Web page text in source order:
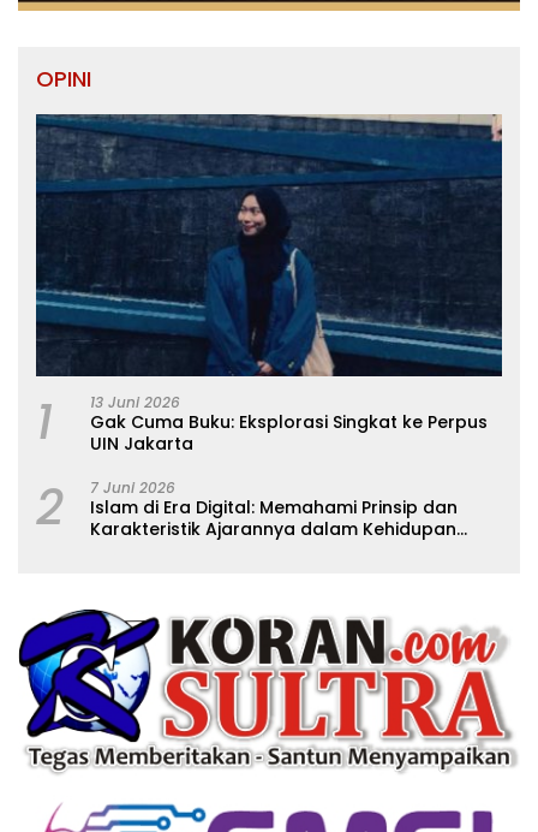
OPINI
1 13 Juni 2026
Gak Cuma Buku: Eksplorasi Singkat ke Perpus
UIN Jakarta
2 7 Juni 2026
Islam di Era Digital: Memahami Prinsip dan
Karakteristik Ajarannya dalam Kehidupan